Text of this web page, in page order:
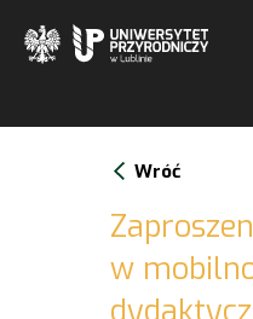
Wróć
w